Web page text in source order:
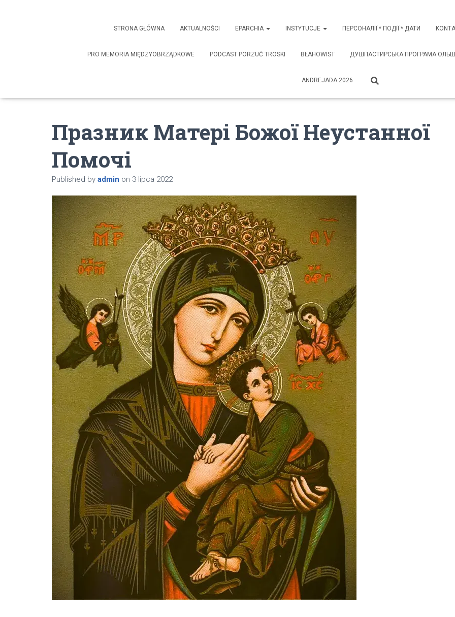
STRONA GŁÓWNA AKTUALNOŚCI EPARCHIA INSTYTUCJE ПЕРСОНАЛІЇ * ПОДІЇ * ДАТИ
PRO MEMORIA MIĘDZYOBRZĄDKOWE PODCAST PORZUĆ TROSKI BŁAHOWIST ДУШПАСТИРСЬКА ПРОГРАМА
ANDREJADA 2026
Празник Матері Божої Неустанної
Помочі
Published by admin on 3 lipca 2022